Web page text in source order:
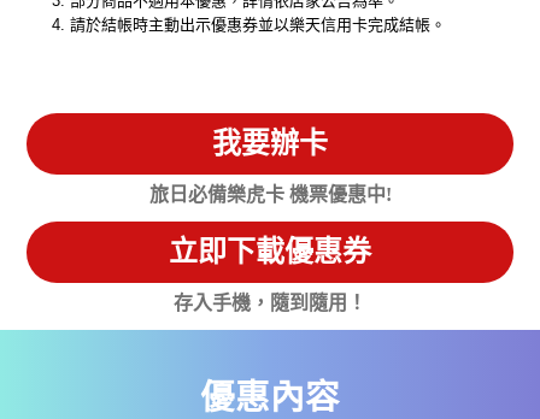
請於結帳時主動出示優惠券並以樂天信用卡完成結帳。
我要辦卡
旅日必備樂虎卡 機票優惠中!
立即下載優惠券
存入手機，隨到隨用！
優惠內容